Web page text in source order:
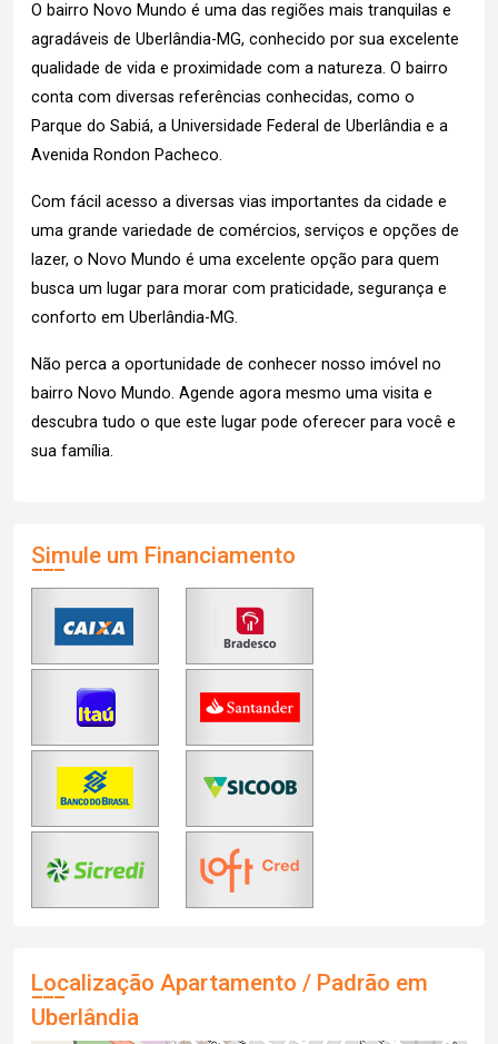
O bairro Novo Mundo é uma das regiões mais tranquilas e
agradáveis de Uberlândia-MG, conhecido por sua excelente
qualidade de vida e proximidade com a natureza. O bairro
conta com diversas referências conhecidas, como o
Parque do Sabiá, a Universidade Federal de Uberlândia e a
Avenida Rondon Pacheco.
Com fácil acesso a diversas vias importantes da cidade e
uma grande variedade de comércios, serviços e opções de
lazer, o Novo Mundo é uma excelente opção para quem
busca um lugar para morar com praticidade, segurança e
conforto em Uberlândia-MG.
Não perca a oportunidade de conhecer nosso imóvel no
bairro Novo Mundo. Agende agora mesmo uma visita e
descubra tudo o que este lugar pode oferecer para você e
sua família.
Simule um Financiamento
Localização Apartamento / Padrão em
Uberlândia